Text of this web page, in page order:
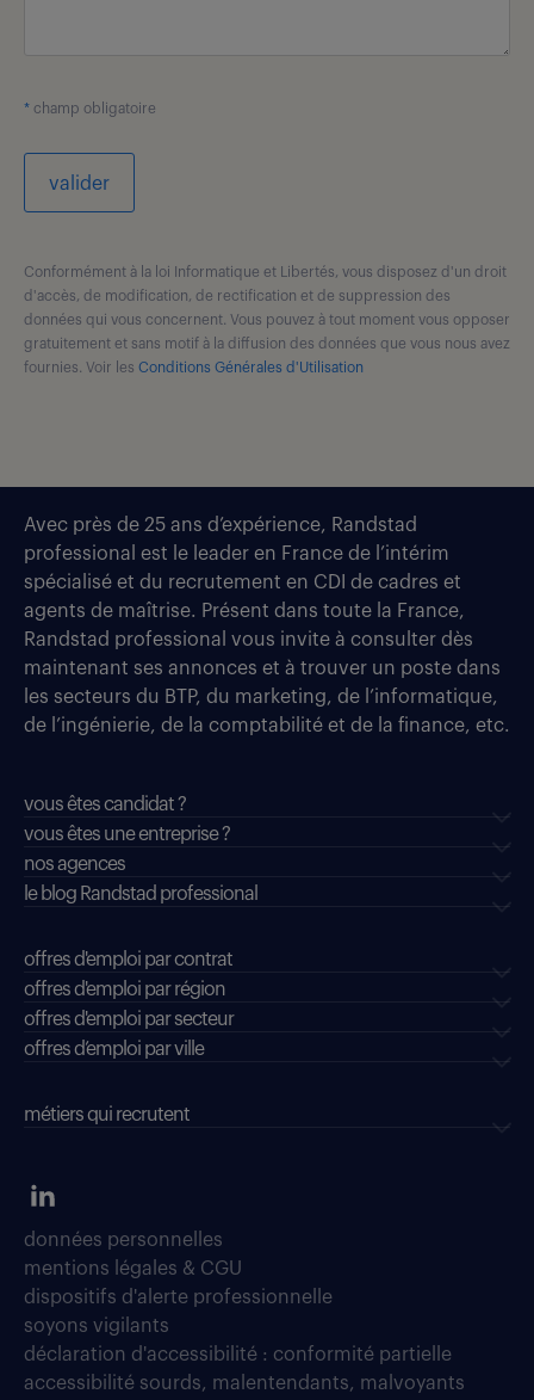
* champ obligatoire
valider
Conformément à la loi Informatique et Libertés, vous disposez d'un droit
d'accès, de modification, de rectification et de suppression des
données qui vous concernent. Vous pouvez à tout moment vous opposer
gratuitement et sans motif à la diffusion des données que vous nous avez
fournies. Voir les Conditions Générales d'Utilisation
Avec près de 25 ans d’expérience, Randstad
professional est le leader en France de l’intérim
spécialisé et du recrutement en CDI de cadres et
agents de maîtrise. Présent dans toute la France,
Randstad professional vous invite à consulter dès
maintenant ses annonces et à trouver un poste dans
les secteurs du BTP, du marketing, de l’informatique,
de l’ingénierie, de la comptabilité et de la finance, etc.
vous êtes candidat ?
vous êtes une entreprise ?
nos agences
le blog Randstad professional
offres d'emploi par contrat
offres d'emploi par région
offres d'emploi par secteur
offres d’emploi par ville
métiers qui recrutent
données personnelles
mentions légales & CGU
dispositifs d'alerte professionnelle
soyons vigilants
déclaration d'accessibilité : conformité partielle
accessibilité sourds, malentendants, malvoyants